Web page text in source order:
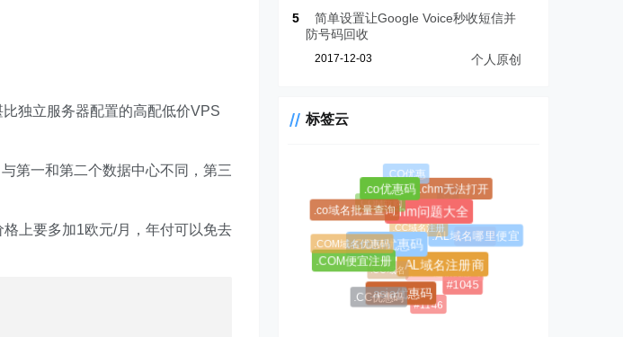
独立服务器配置的高配低价VPS
第一和第二个数据中心不同，第三
上要多加1欧元/月，年付可以免去
5
简单设置让Google Voice秒收短信并
防号码回收
2017-12-03 个人原创
标签云
#1045
#1146
$0.99超级优惠码
.AL域名
.AL域名哪里便宜
.AL域名注册商
.asia优惠码
.CC优惠码
.CC域名
.CC域名注册
.CF
.chm无法打开
.chm问题大全
.COM优惠码
.COM便宜注册
.COM域名优惠码
.COM新购
.CO优惠
.co优惠码
.co域名批量查询